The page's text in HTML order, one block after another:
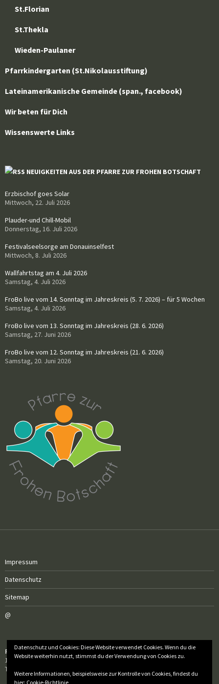
St.Florian
St.Thekla
Wieden-Paulaner
Pfarrkindergarten (St.Nikolausstiftung)
Lateinamerikanische Gemeinde (span., facebook)
Wir beten für Dich
Wissenswerte Links
NEUIGKEITEN AUS DER PFARRE ZUR FROHEN BOTSCHAFT
Erzbischof goes Solar
Mittwoch, 22. Juli 2026
Plauder-und Chill-Mobil
Donnerstag, 16. Juli 2026
Festivalseelsorge am Donauinselfest
Mittwoch, 8. Juli 2026
Wallfahrtstag am 4. Juli 2026
Samstag, 4. Juli 2026
FroBo live vom 14. Sonntag im Jahreskreis (5. 7. 2026) – für 5 Wochen
Samstag, 4. Juli 2026
FroBo live vom 13. Sonntag im Jahreskreis (28. 6. 2026)
Samstag, 27. Juni 2026
FroBo live vom 12. Sonntag im Jahreskreis (21. 6. 2026)
Samstag, 20. Juni 2026
Impressum
Datenschutz
Sitemap
@
Röm.-kath. Pfarrgemeinde Sankt Florian
1050 Wien, Wiedner Hauptstraße 97
Tel.: 01 / 505 50 60 – 20
Datenschutz und Cookies: Diese Website verwendet Cookies. Wenn du die
Website weiterhin nutzt, stimmst du der Verwendung von Cookies zu.
Weitere Informationen, beispielsweise zur Kontrolle von Cookies, findest du
hier: Cookie-Richtlinie